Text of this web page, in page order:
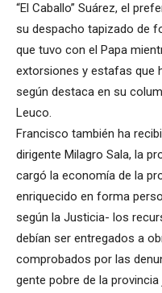
“El Caballo” Suárez, el
su despacho tapizado de
que tuvo con el Papa
extorsiones y estafas que
según destaca en su
Leuco.
Francisco también ha
dirigente Milagro Sala, la
cargó la economía de la
enriquecido en forma
según la Justicia- los
debían ser entregados a
comprobados por las
gente pobre de la